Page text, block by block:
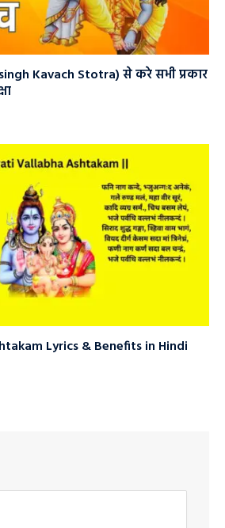
Kavach Stotra) से करे सभी प्रकार
Lyrics & Benefits in Hindi